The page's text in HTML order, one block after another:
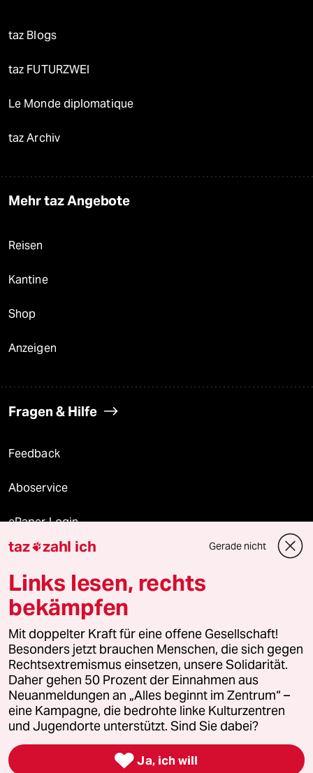
taz Blogs
taz FUTURZWEI
Le Monde diplomatique
taz Archiv
Mehr taz Angebote
Reisen
Kantine
Shop
Anzeigen
Fragen & Hilfe
Feedback
Aboservice
ePaper Login
Downloads für Abonnierende
© 2026 taz Verlags und Vertriebs GmbH
Alle Rechte vorbehalten. Bei rechtlichen Fragen oder für Genehmigungen
wenden Sie sich bitte an
lizenzen@taz.de
Feedback Redaktionsstatut Kommune-Richtlinien
Leitlinie Informant Datenschutz Impressum AGB
Seitenwende Einwilligungen widerrufen (Ads)
taz zahl ich Gerade nicht
Links lesen, rechts
bekämpfen
Mit doppelter Kraft für eine offene Gesellschaft!
Besonders jetzt brauchen Menschen, die sich gegen
Rechtsextremismus einsetzen, unsere Solidarität.
Daher gehen 50 Prozent der Einnahmen aus
Neuanmeldungen an „Alles beginnt im Zentrum“ –
eine Kampagne, die bedrohte linke Kulturzentren
und Jugendorte unterstützt. Sind Sie dabei?
 Ja, ich will